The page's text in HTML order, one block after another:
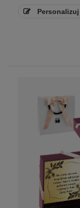
Personalizuj